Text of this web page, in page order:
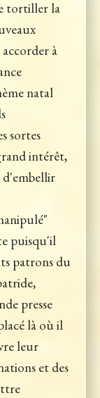
tortiller la
à
natal
sortes
intérêt,
d'embellir
puisqu'il
patrons du
presse
là où il
leur
et des